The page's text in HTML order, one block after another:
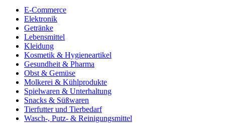
E-Commerce
Elektronik
Getränke
Lebensmittel
Kleidung
Kosmetik & Hygieneartikel
Gesundheit & Pharma
Obst & Gemüse
Molkerei & Kühlprodukte
Spielwaren & Unterhaltung
Snacks & Süßwaren
Tierfutter und Tierbedarf
Wasch-, Putz- & Reinigungsmittel